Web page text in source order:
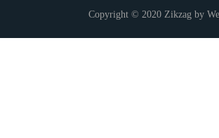
Copyright © 2020 Zikzag by